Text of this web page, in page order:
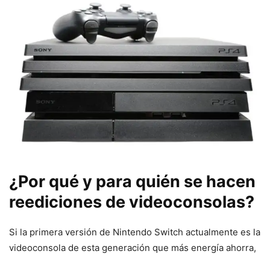
¿Por qué y para quién se hacen
reediciones de videoconsolas?
Si la primera versión de Nintendo Switch actualmente es la
videoconsola de esta generación que más energía ahorra,